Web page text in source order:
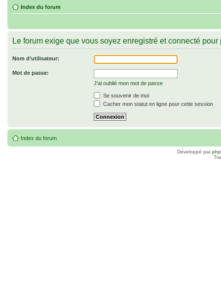
Index du forum
Le forum exige que vous soyez enregistré et connecté
Nom d’utilisateur:
Mot de passe:
J’ai oublié mon mot de passe
Se souvenir de moi
Cacher mon statut en ligne pour cette session
Index du forum
Développé par